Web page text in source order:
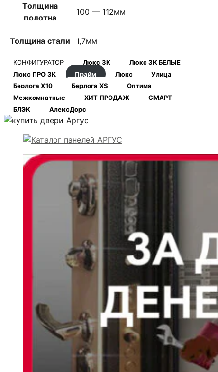
Толщина
полотна
100 — 112мм
Толщина стали 1,7мм
КОНФИГУРАТОР Люкс 3К
Люкс 3К БЕЛЫЕ
Люкс ПРО 3К
Прайм Люкс
Улица
Берлога Х10
Берлога XS
Оптима
Межкомнатные
ХИТ ПРОДАЖ
СМАРТ
БЛЭК
АлексДорс